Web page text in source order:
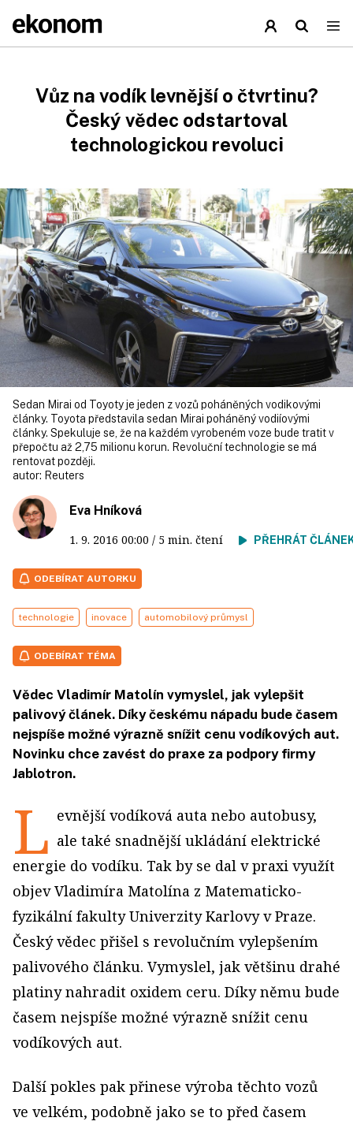
Vůz na vodík levnější o čtvrtinu?
Český vědec odstartoval
technologickou revoluci
Sedan Mirai od Toyoty je jeden z vozů poháněných vodikovými
články. Toyota představila sedan Mirai poháněný vodiíovými
články. Spekuluje se, že na každém vyrobeném voze bude tratit v
přepočtu až 2,75 milionu korun. Revoluční technologie se má
rentovat později.
autor: Reuters
Eva Hníková
1. 9. 2016 00:00 / 5 min. čtení PŘEHRÁT
ODEBÍRAT AUTORKU
technologie inovace automobilový průmysl
ODEBÍRAT TÉMA
Vědec Vladimír Matolín vymyslel, jak vylepšit
palivový článek. Díky českému nápadu bude časem
nejspíše možné výrazně snížit cenu vodíkových aut.
Novinku chce zavést do praxe za podpory firmy
Jablotron.
L evnější vodíková auta nebo autobusy,
ale také snadnější ukládání elektrické
energie do vodíku. Tak by se dal v praxi využít
objev Vladimíra Matolína z Matematicko-
fyzikální fakulty Univerzity Karlovy v Praze.
Český vědec přišel s revolučním vylepšením
palivového článku. Vymyslel, jak většinu drahé
platiny nahradit oxidem ceru. Díky němu bude
časem nejspíše možné výrazně snížit cenu
vodíkových aut.
Další pokles pak přinese výroba těchto vozů
ve velkém, podobně jako se to před časem